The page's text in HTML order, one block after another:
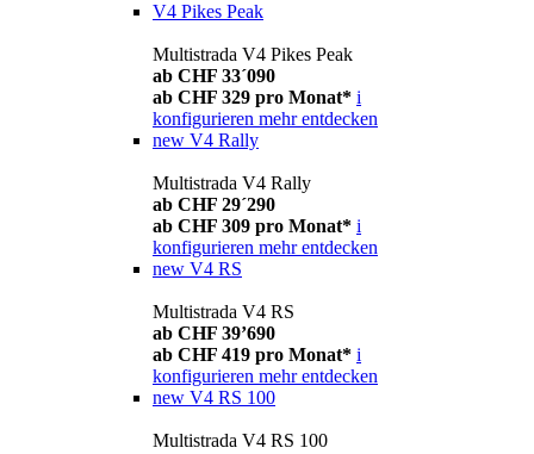
V4 Pikes Peak
Multistrada V4 Pikes Peak
ab CHF 33´090
ab CHF 329 pro Monat* i
konfigurieren mehr entdecken
new V4 Rally
Multistrada V4 Rally
ab CHF 29´290
ab CHF 309 pro Monat* i
konfigurieren mehr entdecken
new V4 RS
Multistrada V4 RS
ab CHF 39’690
ab CHF 419 pro Monat* i
konfigurieren mehr entdecken
new V4 RS 100
Multistrada V4 RS 100